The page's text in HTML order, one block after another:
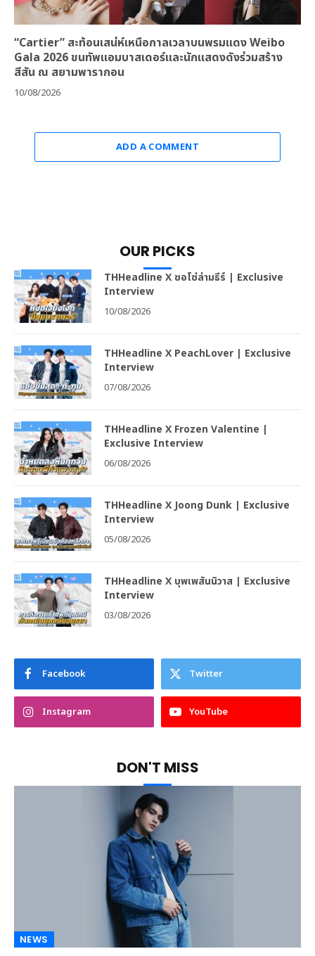
“Cartier” สะท้อนเสน่ห์เหนือกาลเวลาบนพรมแดง Weibo
Gala 2026 ขนทัพแอมบาสเดอร์และนักแสดงดังร่วมสร้าง
สีสัน ณ สยามพารากอน
10/08/2026
ADD A COMMENT
OUR PICKS
THHeadline X ซอโซ่ล่ามธีร์ | Exclusive
Interview
10/08/2026
THHeadline X PeachLover | Exclusive
Interview
07/08/2026
THHeadline X Frozen Valentine |
Exclusive Interview
06/08/2026
THHeadline X Joong Dunk | Exclusive
Interview
05/08/2026
THHeadline X บุพเพสันนิวาส | Exclusive
Interview
03/08/2026
Facebook Twitter
Instagram YouTube
DON'T MISS
NEWS